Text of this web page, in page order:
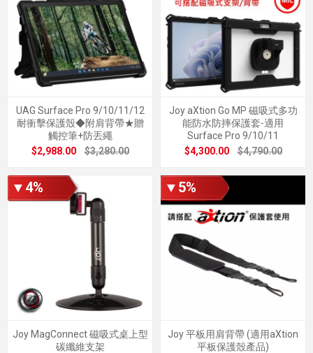
UAG Surface Pro 9/10/11/12
耐衝擊保護殼◆附肩背帶★贈
觸控筆+防丟繩
$2,988.00
$3,280.00
Joy aXtion Go MP 磁吸式多功
能防水防摔保護套-適用
Surface Pro 9/10/11
$4,300.00
$4,790.00
▼4%
Joy MagConnect 磁吸式桌上型
碳纖維支架
▼5%
Joy 平板用肩背帶 (適用aXtion
平板保護殼產品)